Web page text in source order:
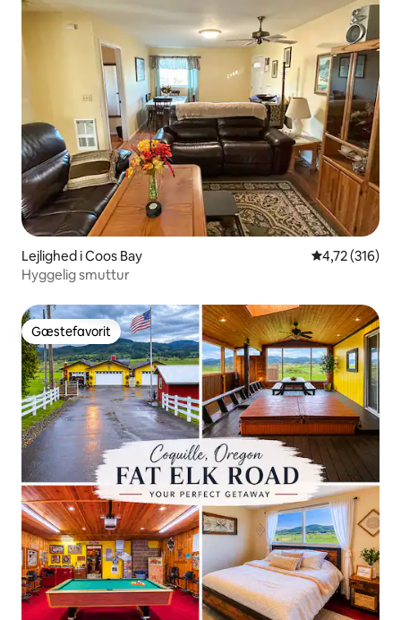
Lejlighed i Coos Bay 4,72 ud af 5 i
4,72 (316)
Hyggelig smuttur
Gæstefavorit
Gæstefavorit